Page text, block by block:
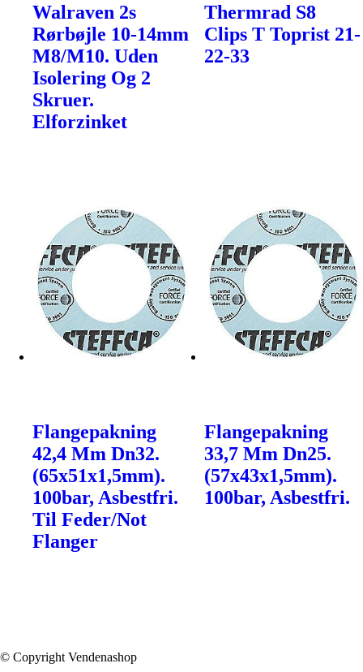
Walraven 2s
Rørbøjle 10-14mm
M8/M10. Uden
Isolering Og 2
Skruer.
Elforzinket
Thermrad S8
Clips T Toprist 21-
22-33
Flangepakning
42,4 Mm Dn32.
(65x51x1,5mm).
100bar, Asbestfri.
Til Feder/Not
Flanger
Flangepakning
33,7 Mm Dn25.
(57x43x1,5mm).
100bar, Asbestfri.
© Copyright Vendenashop